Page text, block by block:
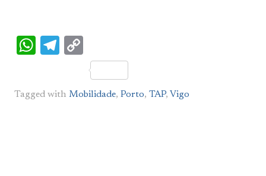
WhatsApp
Telegram
Link
Tagged with Mobilidade, Porto, TAP, Vigo